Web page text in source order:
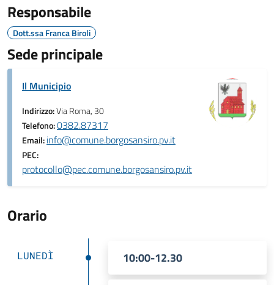
Responsabile
Dott.ssa Franca Biroli
Sede principale
Il Municipio
Indirizzo:Via Roma, 30
Telefono:0382.87317
Email:info@comune.borgosansiro.pv.it
PEC:
protocollo@pec.comune.borgosansiro.pv.it
Orario
LUNEDÌ 10:00-12.30